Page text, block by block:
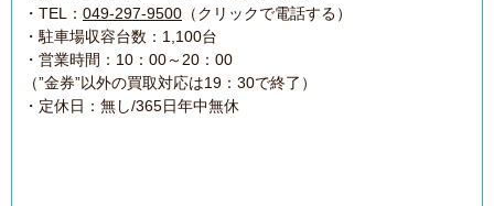
・TEL： 049-297-9500 （クリックで電話する）
・駐車場収容台数：1,100台
・営業時間：10：00～20：00
（”金券”以外の買取対応は19：30で終了）
・定休日：無し/365日年中無休